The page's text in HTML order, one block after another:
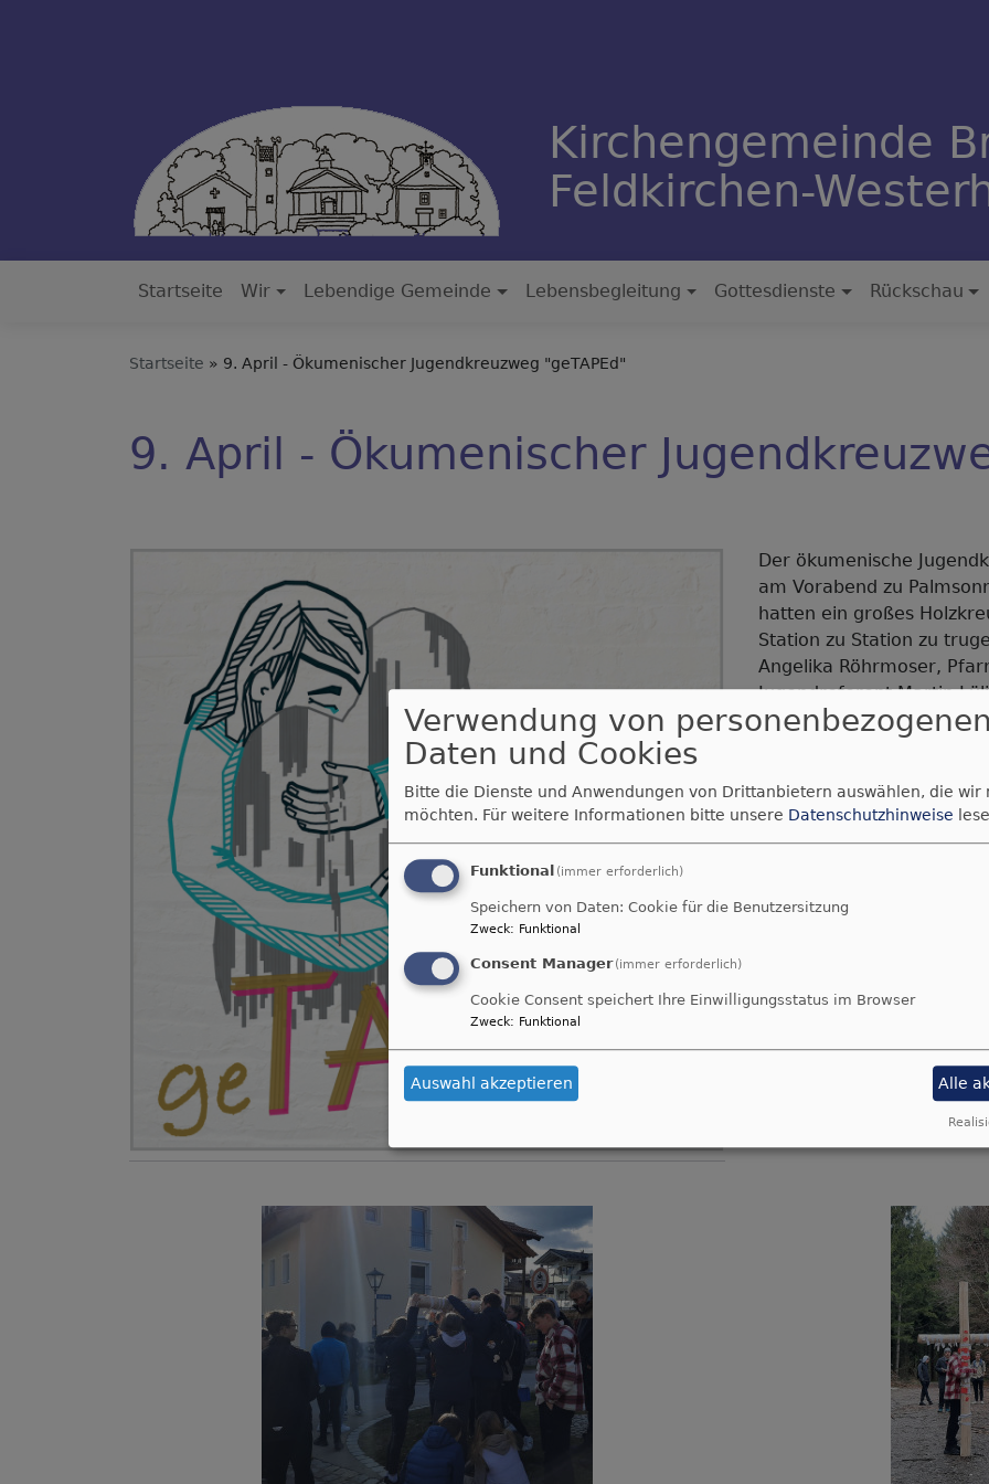
Kirchengemeinde
Feldkirchen-
Hauptnavigation
Startseite Wir Lebendige Gemeinde Lebensbegleitung Gottesdienste Rückschau
Startseite 9. April - Ökumenischer Jugendkreuzweg "geTAPEd"
9. April - Ökumenischer
Der ökumenische
am Vorabend zu
hatten ein großes
Station zu Station zu
Angelika Röhrmoser,
Jugendreferent Martin
Samuel Fischer und die
Stationen. In der Kirche
zum Abschluss gab es
Innenhof der
Text: SF
Verwendung von personenbezogenen
Daten und Cookies
Bitte die Dienste und Anwendungen von Drittanbietern auswählen, die wir
möchten. Für weitere Informationen bitte unsere Datenschutzhinweise
Funktional (immer erforderlich)
Speichern von Daten: Cookie für die Benutzersitzung
Zweck: Funktional
Consent Manager (immer erforderlich)
Cookie Consent speichert Ihre Einwilligungsstatus im Browser
Zweck: Funktional
Auswahl akzeptieren Alle